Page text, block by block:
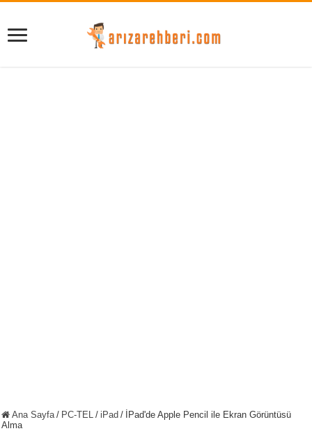
Ana Sayfa / PC-TEL / iPad / İPad'de Apple Pencil ile Ekran Görüntüsü
Alma